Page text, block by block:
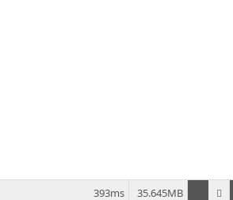
35.645MB
393ms